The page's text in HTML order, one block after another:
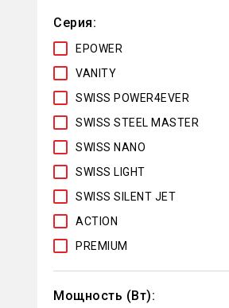
Серия:
EPOWER
VANITY
SWISS POWER4EVER
SWISS STEEL MASTER
SWISS NANO
SWISS LIGHT
SWISS SILENT JET
ACTION
PREMIUM
EXCEL
EXECUTIVE
Мощность (Вт):